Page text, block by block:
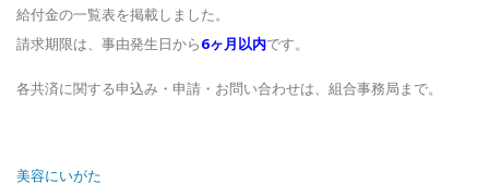
給付金の一覧表を掲載しました。
請求期限は、事由発生日から6ヶ月以内です。
各共済に関する申込み・申請・お問い合わせは、組合事務局まで。
美容にいがた